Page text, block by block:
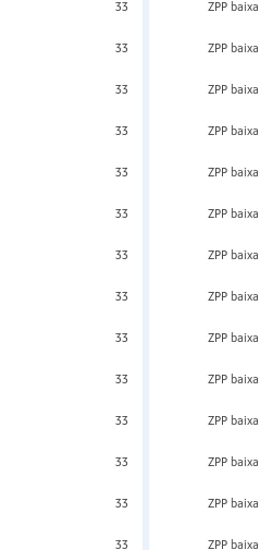
33 ZPP baixa
33 ZPP baixa
33 ZPP baixa
33 ZPP baixa
33 ZPP baixa
33 ZPP baixa
33 ZPP baixa
33 ZPP baixa
33 ZPP baixa
33 ZPP baixa
33 ZPP baixa
33 ZPP baixa
33 ZPP baixa
33 ZPP baixa